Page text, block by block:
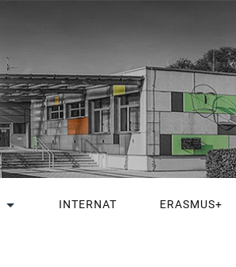
INTERNAT ERASMUS+